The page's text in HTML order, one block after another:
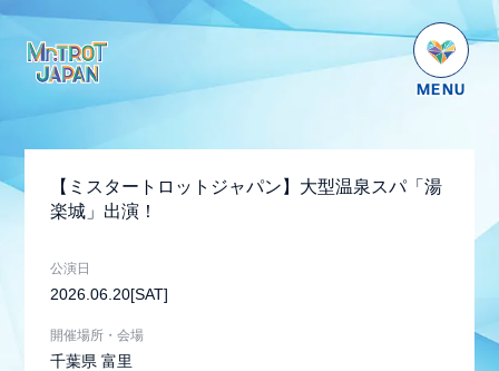
HOME
NEWS
SCHEDULE
VIDEO
GOODS
【ミスタートロットジャパン】大型温泉スパ「湯
楽城」出演！
公演日
2026.06.20[SAT]
開催場所・会場
千葉県 富里